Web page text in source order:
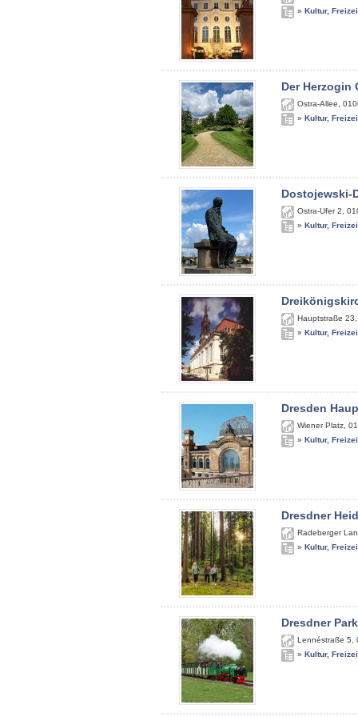
» Kultur,
Der Herzogin
Ostra-Allee
» Kultur,
Dostojewski-
Ostra-Ufer 2
» Kultur,
Hauptstraße 23
» Kultur,
Dresden
Wiener Platz
» Kultur,
Dresdner
Radeberger
» Kultur,
Dresdner
Lennéstraße 5
» Kultur,